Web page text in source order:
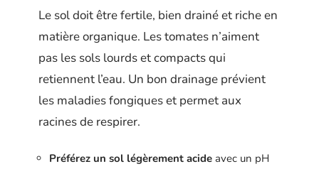
Le sol doit être fertile, bien drainé et riche en
matière organique. Les tomates n’aiment
pas les sols lourds et compacts qui
retiennent l’eau. Un bon drainage prévient
les maladies fongiques et permet aux
racines de respirer.
Préférez un sol légèrement acide avec un pH